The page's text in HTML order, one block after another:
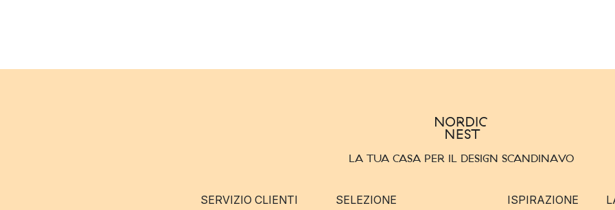
LA TUA CASA PER IL DESIGN SCANDINAVO
SERVIZIO CLIENTI SELEZIONE ISPIRAZIONE